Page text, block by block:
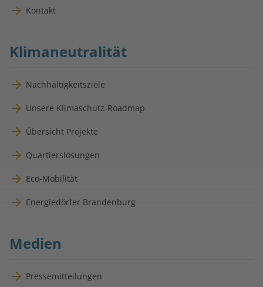
Kontakt
Klimaneutralität
Nachhaltigkeitsziele
Unsere Klimaschutz-Roadmap
Übersicht Projekte
Quartierslösungen
Eco-Mobilität
Energiedörfer Brandenburg
Medien
Pressemitteilungen